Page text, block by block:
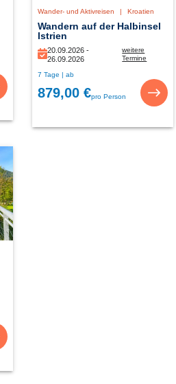
Wander- und Aktivreisen | Kroatien
Wandern auf der Halbinsel
Istrien
20.09.2026 -
26.09.2026
10.10.2026
weitere
Termine
7 Tage | ab
879,00 €pro Person